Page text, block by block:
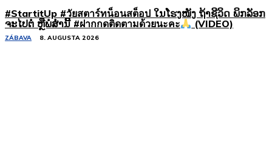
#StartitUp #วัยสตาร์ทน็อนสต็อป ໃນໂຮງໜັງ ຖ້າຊີວິດ ພິກລັອກ
ຈະໄປຕໍ່ ຫຼືພໍສໍ່ານີ້ #ฝากกดติดตามด้วยนะคะ
(VIDEO)
ZÁBAVA 8. AUGUSTA 2026